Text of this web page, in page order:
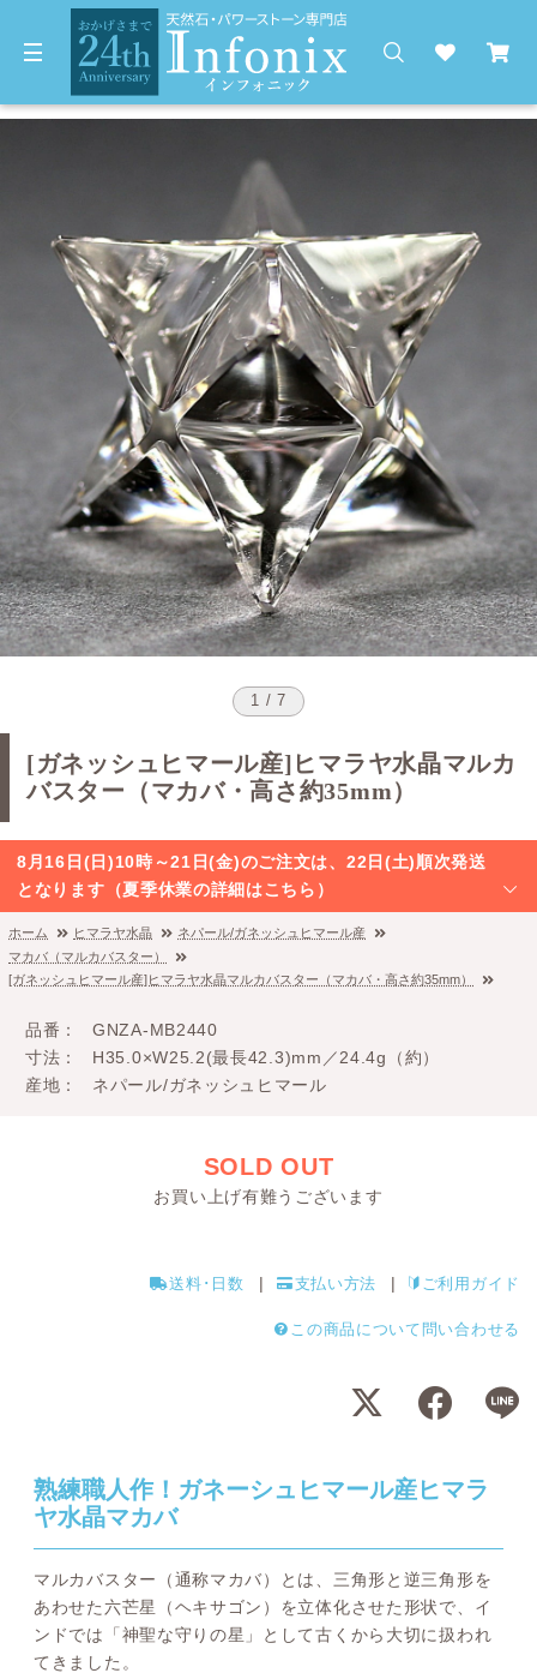
1 / 7
[ガネッシュヒマール産]ヒマラヤ水晶マルカ
バスター（マカバ・高さ約35mm）
8月16日(日)10時～21日(金)のご注文は、22日(土)順次発送
となります（夏季休業の詳細はこちら）
ホーム ヒマラヤ水晶
ネパール/ガネッシュヒマール産
マカバ（マルカバスター）
[ガネッシュヒマール産]ヒマラヤ水晶マルカバスター（マカバ・高さ約35mm）
品番
GNZA-MB2440
寸法
H35.0×W25.2(最長42.3)mm／24.4g（約）
産地
ネパール/ガネッシュヒマール
SOLD OUT
お買い上げ有難うございます
送料･日数 支払い方法 ご利用ガイド
この商品について問い合わせる
熟練職人作！ガネーシュヒマール産ヒマラ
ヤ水晶マカバ
マルカバスター（通称マカバ）とは、三角形と逆三角形を
あわせた六芒星（ヘキサゴン）を立体化させた形状で、イ
ンドでは「神聖な守りの星」として古くから大切に扱われ
てきました。